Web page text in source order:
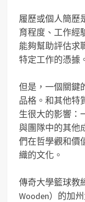
履歷或個人簡歷
育程度、工作經
能夠幫助評估求
特定工作的憑據
但是，一個關鍵
品格。和其他特
生很大的影響：
與團隊中的其他
們在哲學觀和價
織的文化。
傳奇大學籃球教
Wooden）的加